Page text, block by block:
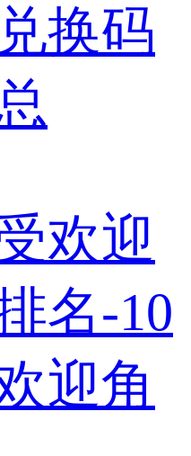
换码
欢迎
名-10
迎角